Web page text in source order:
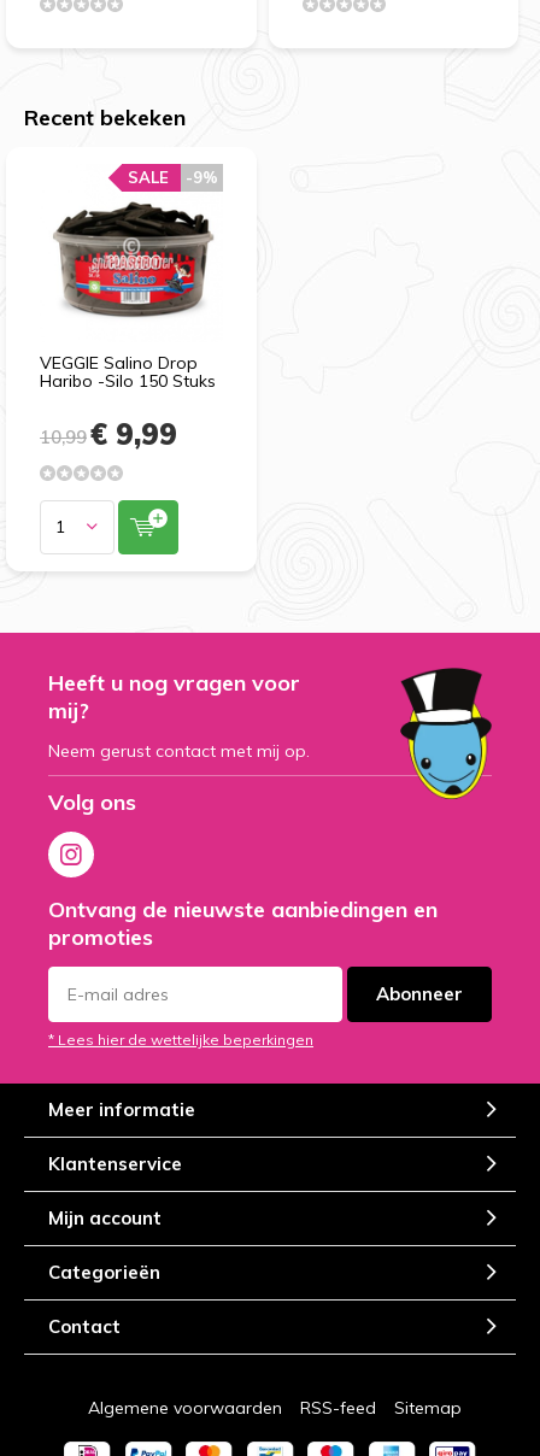
Recent bekeken
VEGGIE Salino Drop
Haribo -Silo 150 Stuks
-9%
SALE
10,99€ 9,99
Heeft u nog vragen voor
mij?
Neem gerust contact met mij op.
Volg ons
Ontvang de nieuwste aanbiedingen en
promoties
Abonneer
* Lees hier de wettelijke beperkingen
Meer informatie
Klantenservice
Mijn account
Categorieën
Contact
Algemene voorwaarden RSS-feed Sitemap